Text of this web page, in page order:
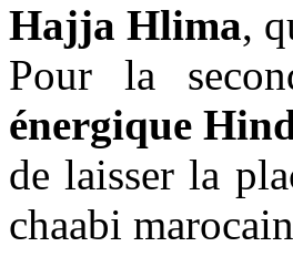
Hajja Hlima,
Pour la
énergique
de laisser la
chaabi